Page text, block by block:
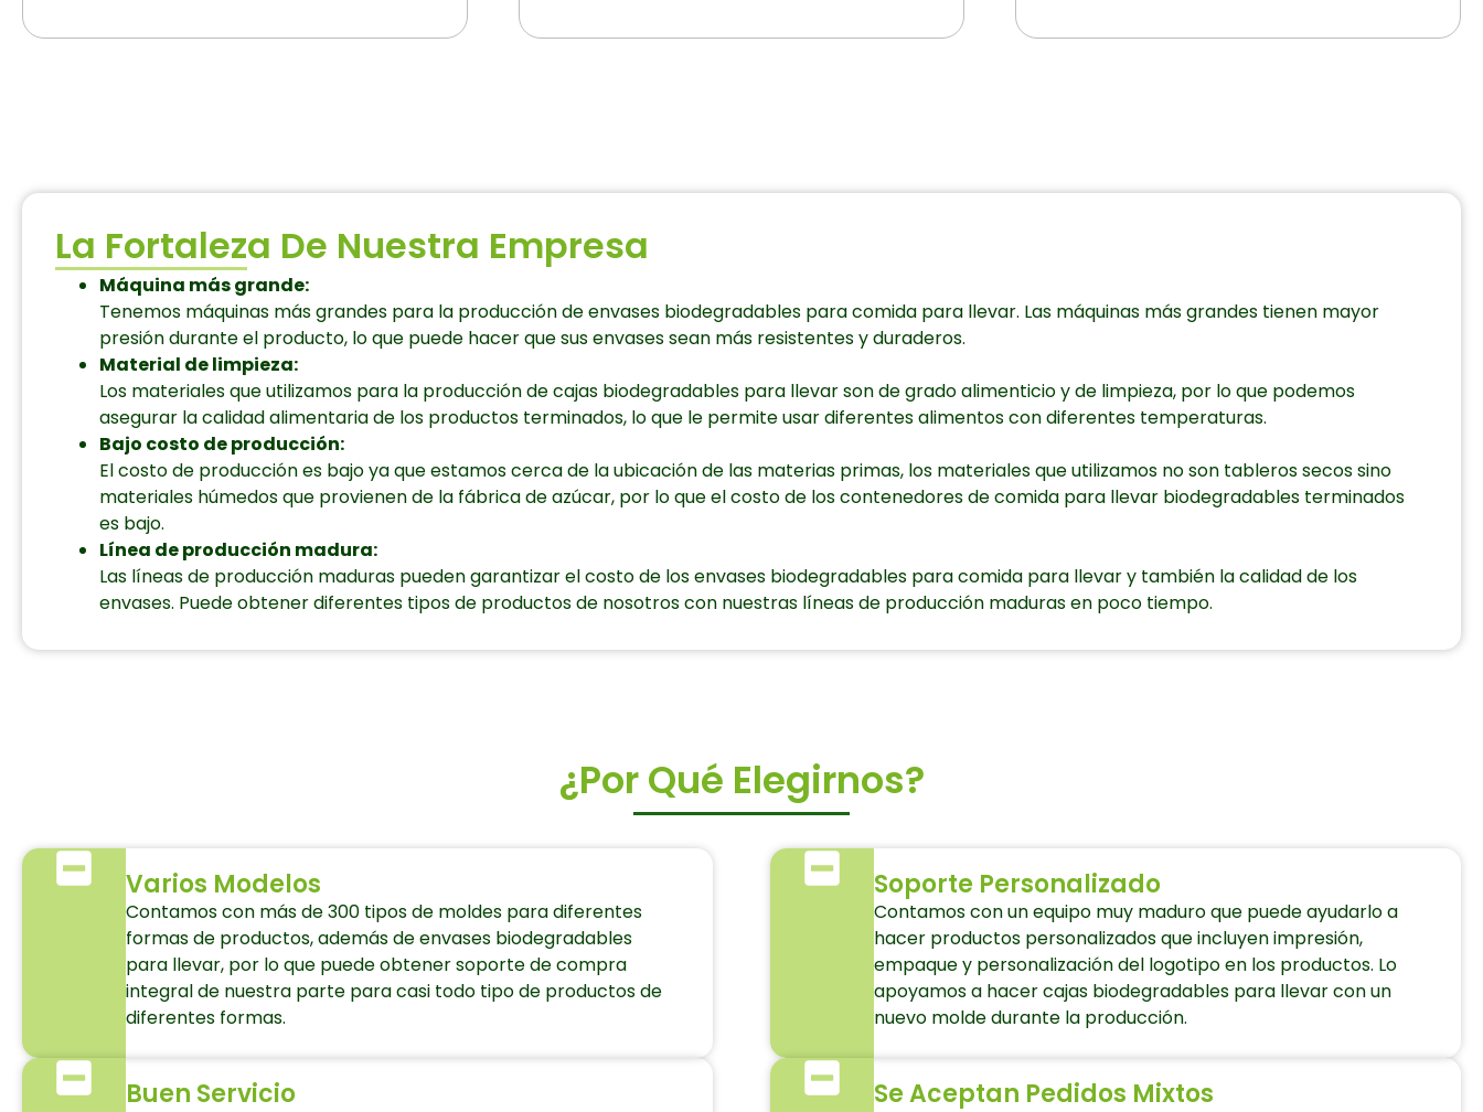
La Fortaleza De Nuestra Empresa
Máquina más grande:
Tenemos máquinas más grandes para la producción de envases biodegradables para comida para llevar. Las máquinas más grandes tienen mayor
presión durante el producto, lo que puede hacer que sus envases sean más resistentes y duraderos.
Material de limpieza:
Los materiales que utilizamos para la producción de cajas biodegradables para llevar son de grado alimenticio y de limpieza, por lo que podemos
asegurar la calidad alimentaria de los productos terminados, lo que le permite usar diferentes alimentos con diferentes temperaturas.
Bajo costo de producción:
El costo de producción es bajo ya que estamos cerca de la ubicación de las materias primas, los materiales que utilizamos no son tableros secos sino
materiales húmedos que provienen de la fábrica de azúcar, por lo que el costo de los contenedores de comida para llevar biodegradables terminados
es bajo.
Línea de producción madura:
Las líneas de producción maduras pueden garantizar el costo de los envases biodegradables para comida para llevar y también la calidad de los
envases. Puede obtener diferentes tipos de productos de nosotros con nuestras líneas de producción maduras en poco tiempo.
¿Por Qué Elegirnos?
Varios Modelos
Contamos con más de 300 tipos de moldes para diferentes
formas de productos, además de envases biodegradables
para llevar, por lo que puede obtener soporte de compra
integral de nuestra parte para casi todo tipo de productos de
diferentes formas.
Soporte Personalizado
Contamos con un equipo muy maduro que puede ayudarlo a
hacer productos personalizados que incluyen impresión,
empaque y personalización del logotipo en los productos. Lo
apoyamos a hacer cajas biodegradables para llevar con un
nuevo molde durante la producción.
Buen Servicio Se Aceptan Pedidos Mixtos